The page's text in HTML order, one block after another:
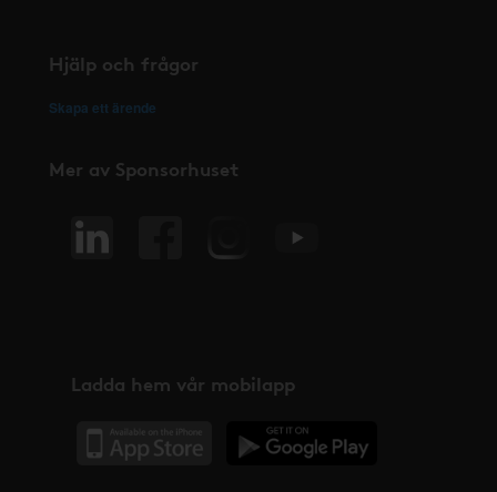
Hjälp och frågor
Skapa ett ärende
Mer av Sponsorhuset
Ladda hem vår mobilapp